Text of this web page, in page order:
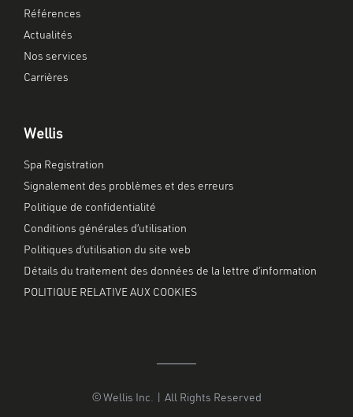
Références
Actualités
Nos services
Carrières
Wellis
Spa Registration
Signalement des problèmes et des erreurs
Politique de confidentialité
Conditions générales d’utilisation
Politiques d’utilisation du site web
Détails du traitement des données de la lettre d’information
POLITIQUE RELATIVE AUX COOKIES
© Wellis Inc. | All Rights Reserved